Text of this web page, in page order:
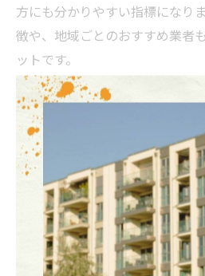
方にも分かりやすい指標になり
徴や、地域ごとのおすすめ業者
ットです。
ただし、ランキングの情報だけ
式サイトでの情報確認や実際の
しょう。利用者の具体的な体験
制、助成金の活用可否なども比
ングを参考にしつつ、自分の条
選ぶことが、満足度の高い外壁